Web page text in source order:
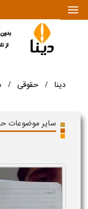
|||
دینا / حقوقی /
سایر موضوعات